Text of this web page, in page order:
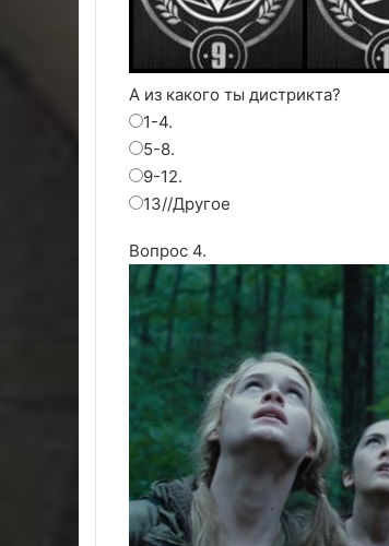
А из какого ты дистрикта?
1-4.
5-8.
9-12.
13//Другое
Вопрос 4.